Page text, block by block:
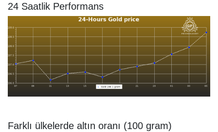
24 Saatlik Performans
Farklı ülkelerde altın oranı (100 gram)